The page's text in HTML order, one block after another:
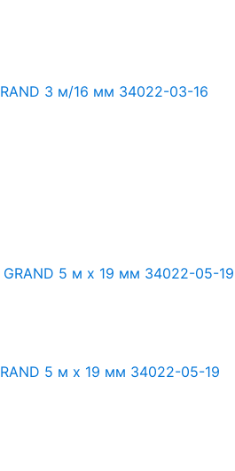
3 м/16 мм 34022-03-16
5 м x 19 мм 34022-05-19